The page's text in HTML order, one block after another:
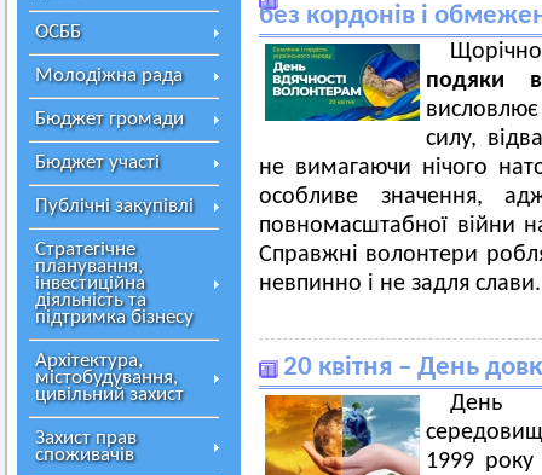
ОСББ
Молодіжна рада
Бюджет громади
Бюджет участі
Публічні закупівлі
Стратегічне
планування,
інвестиційна
діяльність та
підтримка бізнесу
Архітектура,
містобудування,
цивільний захист
Захист прав
споживачів
без кордонів і
подяки
силу,
не вимагаючи нічого
особливе значення,
повномасштабної війни
Справжні волонтери
невпинно і не задля слави.
20 квітня – День
День
1999 року